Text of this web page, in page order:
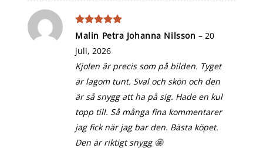
Betygsatt5
Malin Petra Johanna Nilsson – 20
juli, 2026
Kjolen är precis som på bilden. Tyget
är lagom tunt. Sval och skön och den
är så snygg att ha på sig. Hade en kul
topp till. Så många fina kommentarer
jag fick när jag bar den. Bästa köpet.
Den är riktigt snygg 🤩